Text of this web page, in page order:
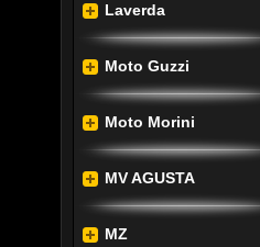
Laverda
Moto Guzzi
Moto Morini
MV AGUSTA
MZ